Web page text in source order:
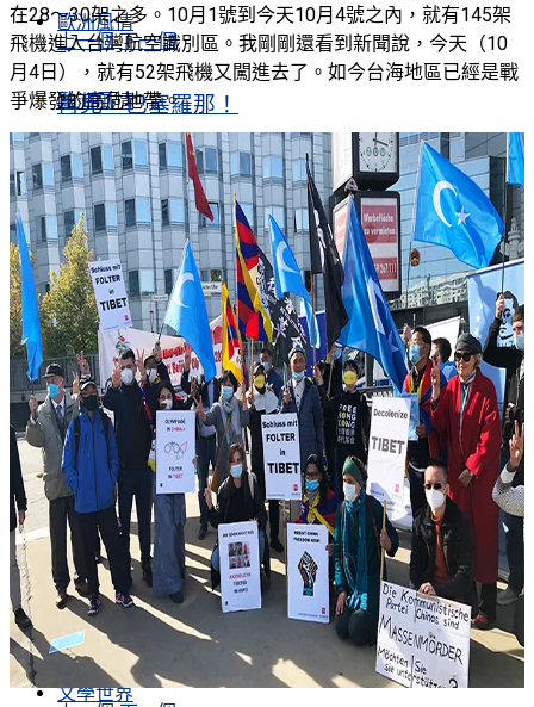
歐洲風情
再見，巴塞羅那！
歐洲民主防護盾 為何與如何打造
巴黎開業首日 Shein深陷輿論風暴
展示向日葵的土地：艾未未深入「戰爭腹地」
拍攝關於烏克蘭的電影
歐洲思想文化長廊：德國浪漫主義之四：豐饒
之地–哥尼斯堡的傳奇
上一個 下一個
文學世界
上一個 下一個
歐洲風情
再見，巴塞羅那！
歐洲民主防護盾 為何與如何打造
巴黎開業首日 Shein深陷輿論風暴
展示向日葵的土地：艾未未深入「戰爭腹地」
拍攝關於烏克蘭的電影
歐洲思想文化長廊：德國浪漫主義之四：豐饒
之地–哥尼斯堡的傳奇
在28〜30架之多。10月1號到今天10月4號之內，就有145架
飛機進入台灣航空識別區。我剛剛還看到新聞說，今天（10
月4日），就有52架飛機又闖進去了。如今台海地區已經是戰
爭爆發的高危地帶。